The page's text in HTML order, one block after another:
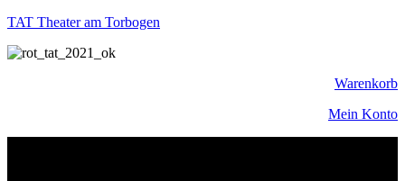
TAT Theater am Torbogen
Warenkorb
Mein Konto